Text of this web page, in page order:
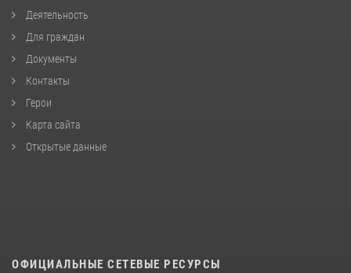
Деятельность
Для граждан
Документы
Контакты
Герои
Карта сайта
Открытые данные
ОФИЦИАЛЬНЫЕ СЕТЕВЫЕ РЕСУРСЫ